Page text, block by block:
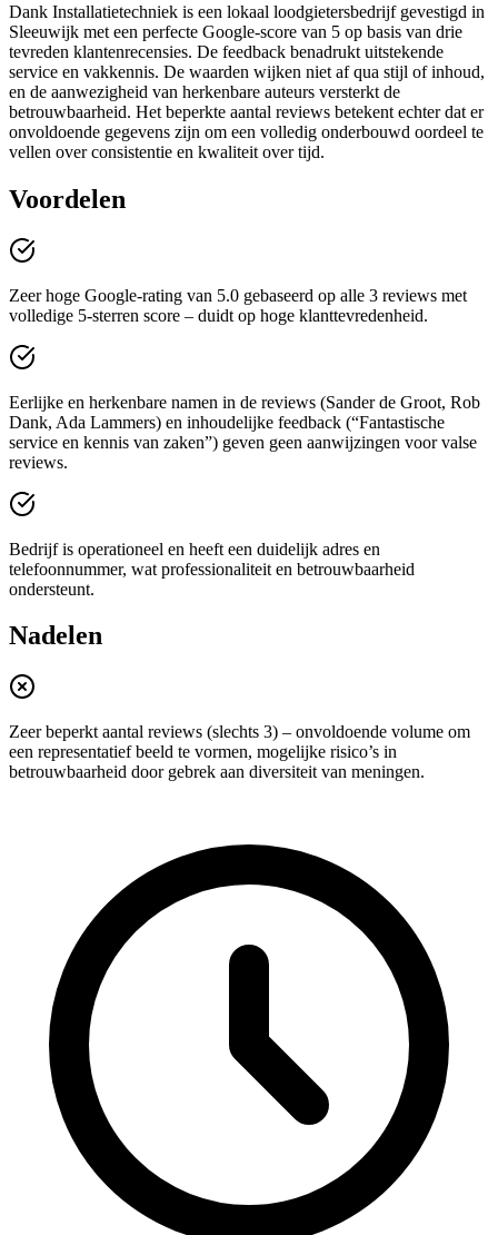
Dank Installatietechniek is een lokaal loodgietersbedrijf gevestigd in
Sleeuwijk met een perfecte Google-score van 5 op basis van drie
tevreden klantenrecensies. De feedback benadrukt uitstekende
service en vakkennis. De waarden wijken niet af qua stijl of inhoud,
en de aanwezigheid van herkenbare auteurs versterkt de
betrouwbaarheid. Het beperkte aantal reviews betekent echter dat er
onvoldoende gegevens zijn om een volledig onderbouwd oordeel te
vellen over consistentie en kwaliteit over tijd.
Voordelen
Zeer hoge Google-rating van 5.0 gebaseerd op alle 3 reviews met
volledige 5-sterren score – duidt op hoge klanttevredenheid.
Eerlijke en herkenbare namen in de reviews (Sander de Groot, Rob
Dank, Ada Lammers) en inhoudelijke feedback (“Fantastische
service en kennis van zaken”) geven geen aanwijzingen voor valse
reviews.
Bedrijf is operationeel en heeft een duidelijk adres en
telefoonnummer, wat professionaliteit en betrouwbaarheid
ondersteunt.
Nadelen
Zeer beperkt aantal reviews (slechts 3) – onvoldoende volume om
een representatief beeld te vormen, mogelijke risico’s in
betrouwbaarheid door gebrek aan diversiteit van meningen.